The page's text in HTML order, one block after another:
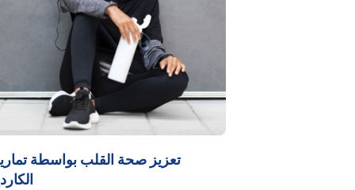
تعزيز صحة القلب بواسطة